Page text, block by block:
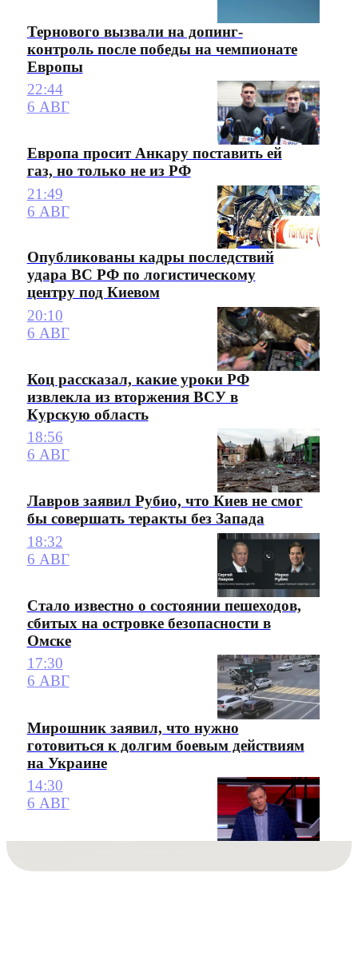
Тернового вызвали на допинг-
контроль после победы на чемпионате
Европы
22:44
6 АВГ
Европа просит Анкару поставить ей
газ, но только не из РФ
21:49
6 АВГ
Опубликованы кадры последствий
удара ВС РФ по логистическому
центру под Киевом
20:10
6 АВГ
Коц рассказал, какие уроки РФ
извлекла из вторжения ВСУ в
Курскую область
18:56
6 АВГ
Лавров заявил Рубио, что Киев не смог
бы совершать теракты без Запада
18:32
6 АВГ
Стало известно о состоянии пешеходов,
сбитых на островке безопасности в
Омске
17:30
6 АВГ
Мирошник заявил, что нужно
готовиться к долгим боевым действиям
на Украине
14:30
6 АВГ